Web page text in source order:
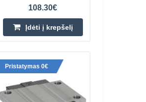
sąrašo
196.20€
Prekių Pristatymas 6-11 D.d.
108.30€
Įdėti į krepšelį
Pristatymas 0€